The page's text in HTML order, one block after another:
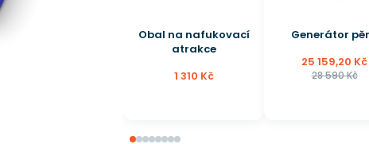
Generátor pěny
28 590 Kč
Tekutina na
1 000 Kč